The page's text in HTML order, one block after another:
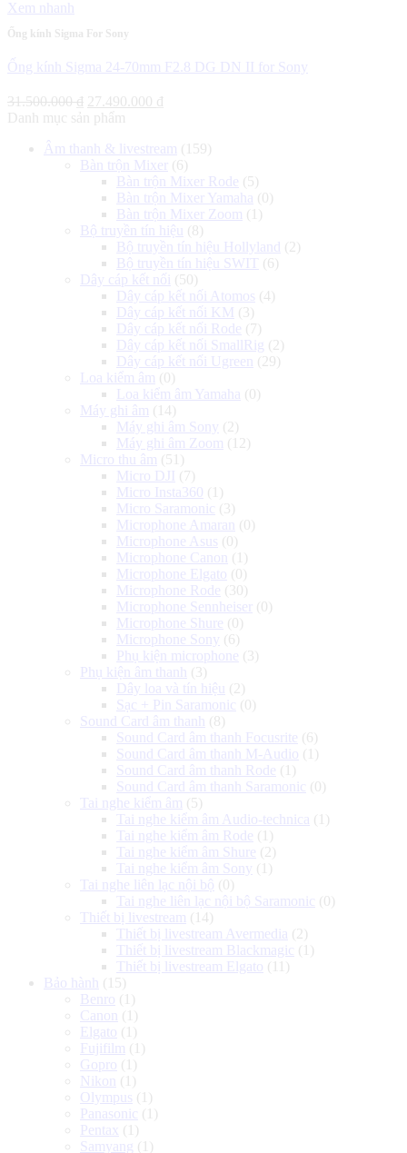
Xem nhanh
Ống kính Sigma For Sony
Ống kính Sigma 24-70mm F2.8 DG DN II for Sony
31.500.000₫
Giá
gốc
31.500.000 ₫.
27.490.000 ₫
là:
27.490.000 ₫.
Danh mục sản phẩm
Âm thanh & livestream (159)
Bàn trộn Mixer
(6)
Bàn trộn Mixer Rode (5)
Bàn trộn Mixer Yamaha (0)
Bàn trộn Mixer Zoom (1)
Bộ truyền tín hiệu
(8)
Bộ truyền tín hiệu Hollyland
(2)
Bộ truyền tín hiệu SWIT (6)
Dây cáp kết nối (50)
Dây cáp kết nối Atomos (4)
Dây cáp kết nối KM (3)
Dây cáp kết nối Rode (7)
Dây cáp kết nối SmallRig (2)
Dây cáp kết nối Ugreen
(29)
Loa kiểm âm (0)
Loa kiểm âm Yamaha (0)
Máy ghi âm (14)
Máy ghi âm Sony (2)
Máy ghi âm Zoom (12)
Micro thu âm (51)
Micro DJI (7)
Micro Insta360 (1)
Micro Saramonic (3)
Microphone Amaran
(0)
Microphone Asus (0)
Microphone Canon
(1)
Microphone Elgato (0)
Microphone Rode (30)
Microphone Sennheiser
(0)
Microphone Shure (0)
Microphone Sony (6)
Phụ kiện microphone (3)
Phụ kiện âm thanh
(3)
Dây loa và tín hiệu
(2)
Sạc + Pin Saramonic (0)
Sound Card âm thanh
(8)
Sound Card âm thanh Focusrite (6)
Sound Card âm thanh M-Audio (1)
Sound Card âm thanh Rode (1)
Sound Card âm thanh Saramonic (0)
Tai nghe kiểm âm (5)
Tai nghe kiểm âm Audio-technica (1)
Tai nghe kiểm âm Rode (1)
Tai nghe kiểm âm Shure (2)
Tai nghe kiểm âm Sony (1)
Tai nghe liên lạc nội bộ (0)
Tai nghe liên lạc nội bộ Saramonic (0)
Thiết bị livestream (14)
Thiết bị livestream Avermedia (2)
Thiết bị livestream Blackmagic (1)
Thiết bị livestream Elgato (11)
Bảo hành
(15)
Benro (1)
Canon
(1)
Elgato (1)
Fujifilm (1)
Gopro (1)
Nikon
(1)
Olympus (1)
Panasonic (1)
Pentax (1)
Samyang (1)